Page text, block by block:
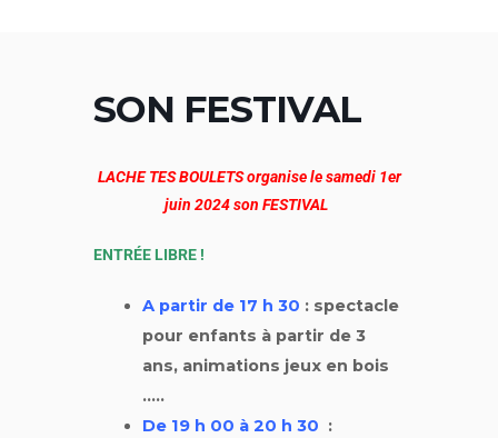
SON FESTIVAL
LACHE TES BOULETS organise le samedi 1er
juin 2024 son FESTIVAL
ENTRÉE LIBRE !
A partir de 17 h 30 : spectacle
pour enfants à partir de 3
ans, animations jeux en bois
…..
De 19 h 00 à 20 h 30 :